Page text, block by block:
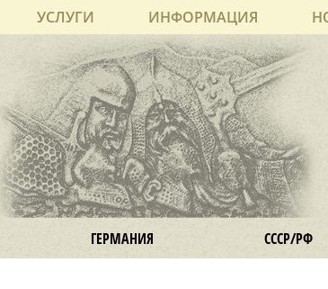
УСЛУГИ ИНФОРМАЦИЯ
ГЕРМАНИЯ СССР/РФ